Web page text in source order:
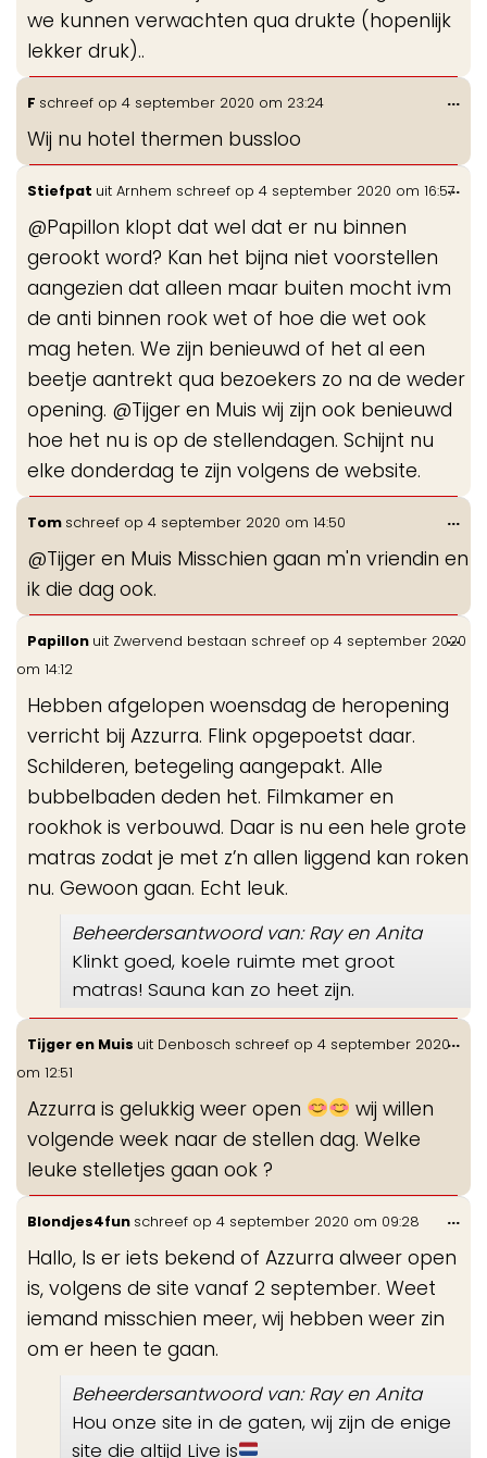
we kunnen verwachten qua drukte (hopenlijk
lekker druk)..
F schreef op 4 september 2020 om 23:24
Wij nu hotel thermen bussloo
...
Stiefpat uit Arnhem schreef op 4 september 2020 om 16:57
@Papillon klopt dat wel dat er nu binnen
gerookt word? Kan het bijna niet voorstellen
aangezien dat alleen maar buiten mocht ivm
de anti binnen rook wet of hoe die wet ook
mag heten. We zijn benieuwd of het al een
beetje aantrekt qua bezoekers zo na de weder
opening. @Tijger en Muis wij zijn ook benieuwd
hoe het nu is op de stellendagen. Schijnt nu
elke donderdag te zijn volgens de website.
...
Tom schreef op 4 september 2020 om 14:50
@Tijger en Muis Misschien gaan m'n vriendin en
ik die dag ook.
...
Papillon uit Zwervend bestaan schreef op 4 september 2020
om 14:12
Hebben afgelopen woensdag de heropening
verricht bij Azzurra. Flink opgepoetst daar.
Schilderen, betegeling aangepakt. Alle
bubbelbaden deden het. Filmkamer en
rookhok is verbouwd. Daar is nu een hele grote
matras zodat je met z’n allen liggend kan roken
nu. Gewoon gaan. Echt leuk.
Beheerdersantwoord van: Ray en Anita
Klinkt goed, koele ruimte met groot
matras! Sauna kan zo heet zijn.
...
Tijger en Muis uit Denbosch schreef op 4 september 2020
om 12:51
Azzurra is gelukkig weer open
wij willen
volgende week naar de stellen dag. Welke
leuke stelletjes gaan ook ?
...
Blondjes4fun schreef op 4 september 2020 om 09:28
Hallo, Is er iets bekend of Azzurra alweer open
is, volgens de site vanaf 2 september. Weet
iemand misschien meer, wij hebben weer zin
om er heen te gaan.
Beheerdersantwoord van: Ray en Anita
Hou onze site in de gaten, wij zijn de enige
site die altijd Live is
...